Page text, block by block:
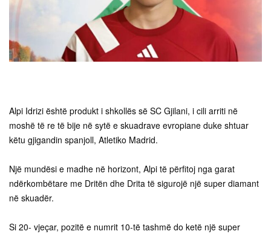
Alpi Idrizi është produkt i shkollës së SC Gjilani, i cili arriti në
moshë të re të bije në sytë e skuadrave evropiane duke shtuar
këtu gjigandin spanjoll, Atletiko Madrid.
Një mundësi e madhe në horizont, Alpi të përfitoj nga garat
ndërkombëtare me Dritën dhe Drita të sigurojë një super diamant
në skuadër.
Si 20- vjeçar, pozitë e numrit 10-të tashmë do ketë një super